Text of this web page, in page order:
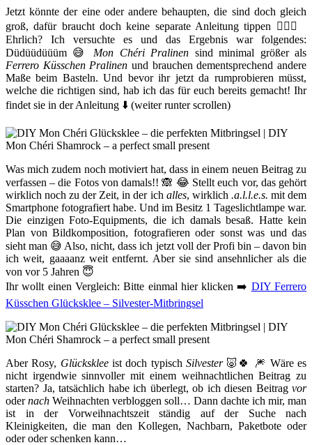
Jetzt könnte der eine oder andere behaupten, die sind doch gleich
groß, dafür braucht doch keine separate Anleitung tippen 🤷🏻‍♀️
Ehrlich? Ich versuchte es und das Ergebnis war folgendes:
Düdüüdüüüm 😅 Mon Chéri Pralinen sind minimal größer als
Ferrero Küsschen Pralinen und brauchen dementsprechend andere
Maße beim Basteln. Und bevor ihr jetzt da rumprobieren müsst,
welche die richtigen sind, hab ich das für euch bereits gemacht! Ihr
findet sie in der Anleitung ⬇️ (weiter runter scrollen)
Was mich zudem noch motiviert hat, dass in einem neuen Beitrag zu
verfassen – die Fotos von damals!! 🙈 😂 Stellt euch vor, das gehört
wirklich noch zu der Zeit, in der ich alles, wirklich .a.l.l.e.s. mit dem
Smartphone fotografiert habe. Und im Besitz 1 Tageslichtlampe war.
Die einzigen Foto-Equipments, die ich damals besaß. Hatte kein
Plan von Bildkomposition, fotografieren oder sonst was und das
sieht man 😅 Also, nicht, dass ich jetzt voll der Profi bin – davon bin
ich weit, gaaaanz weit entfernt. Aber sie sind ansehnlicher als die
von vor 5 Jahren 😇
Ihr wollt einen Vergleich: Bitte einmal hier klicken ➡️ DIY Ferrero
Küsschen Glücksklee – Silvester-Mitbringsel
Aber Rosy, Glückskleeist doch typisch Silvester🐷🍀 🎆 Wäre es
nicht irgendwie sinnvoller mit einem weihnachtlichen Beitrag zu
starten? Ja, tatsächlich habe ich überlegt, ob ich diesen Beitrag vor
odernach Weihnachten verbloggen soll… Dann dachte ich mir, man
ist in der Vorweihnachtszeit ständig auf der Suche nach
Kleinigkeiten, die man den Kollegen, Nachbarn, Paketbote oder
oder oder schenken kann…